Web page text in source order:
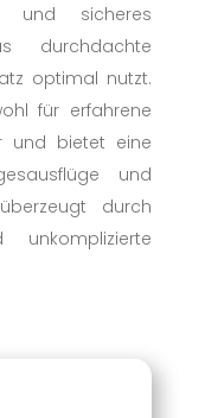
und sicheres
durchdachte
optimal nutzt.
für erfahrene
und bietet eine
und
durch
unkomplizierte